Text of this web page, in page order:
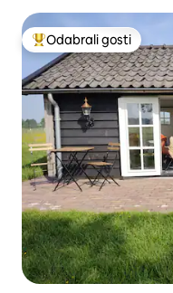
Među najviše
Odabrali gosti